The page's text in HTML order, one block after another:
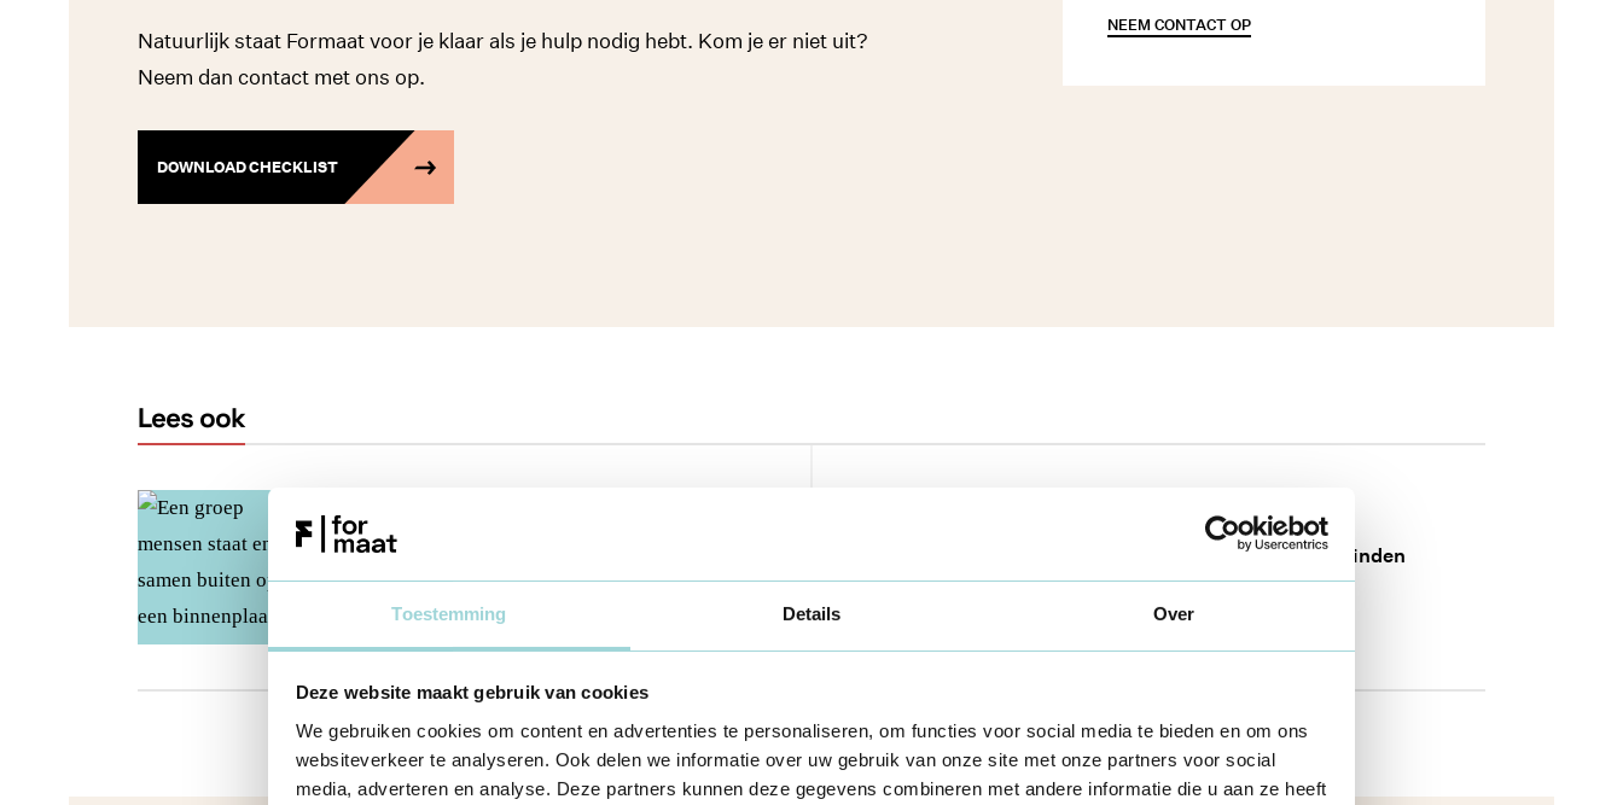
Toestemming Details Over
Deze website maakt gebruik van cookies
We gebruiken cookies om content en advertenties te personaliseren, om functies voor social media te bieden en om ons
websiteverkeer te analyseren. Ook delen we informatie over uw gebruik van onze site met onze partners voor social
media, adverteren en analyse. Deze partners kunnen deze gegevens combineren met andere informatie die u aan ze heeft
Natuurlijk staat Formaat voor je klaar als je hulp nodig hebt. Kom je er niet uit?
Neem dan contact met ons op.
DOWNLOAD CHECKLIST
NEEM CONTACT OP
Lees ook
Alle vzw-verplichtingen op een rij Vzw oprichten en ontbinden